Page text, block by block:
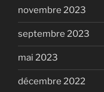
novembre 2023
septembre 2023
mai 2023
décembre 2022